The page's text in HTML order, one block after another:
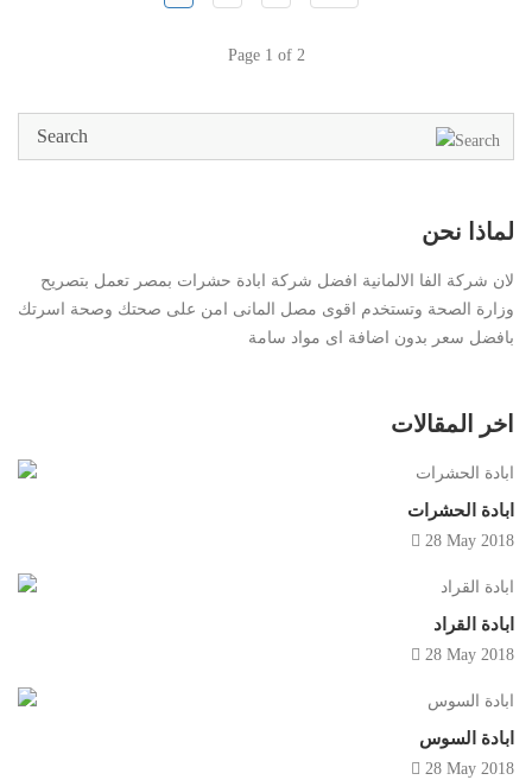
Page 1 of 2
لماذا نحن
لان شركة الفا الالمانية افضل شركة ابادة حشرات بمصر تعمل بتصريح
وزارة الصحة وتستخدم اقوى مصل المانى امن على صحتك وصحة اسرتك
بافضل سعر بدون اضافة اى مواد سامة
اخر المقالات
ابادة الحشرات
28 May 2018
ابادة القراد
28 May 2018
ابادة السوس
28 May 2018